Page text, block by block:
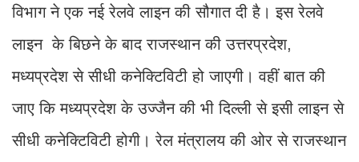
विभाग ने एक नई रेलवे लाइन की सौगात दी है। इस रेलवे
लाइन के बिछने के बाद राजस्थान की उत्तरप्रदेश,
मध्यप्रदेश से सीधी कनेक्टिविटी हो जाएगी। वहीं बात की
जाए कि मध्यप्रदेश के उज्जैन की भी दिल्ली से इसी लाइन से
सीधी कनेक्टिविटी होगी। रेल मंत्रालय की ओर से राजस्थान